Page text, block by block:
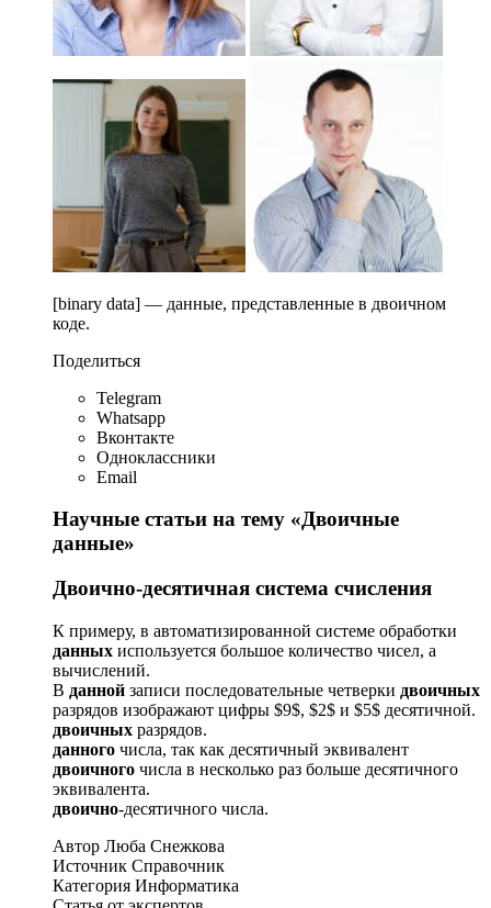
[binary data] — данные, представленные в двоичном
коде.
Поделиться
Telegram
Whatsapp
Вконтакте
Одноклассники
Email
Научные статьи на тему «Двоичные
данные»
Двоично-десятичная система счисления
К примеру, в автоматизированной системе обработки
данных используется большое количество чисел, а
вычислений.
В данной записи последовательные четверки двоичных
разрядов изображают цифры $9$, $2$ и $5$ десятичной.
двоичных разрядов.
данного числа, так как десятичный эквивалент
двоичного числа в несколько раз больше десятичного
эквивалента.
двоично-десятичного числа.
Автор Люба Снежкова
Источник Справочник
Категория Информатика